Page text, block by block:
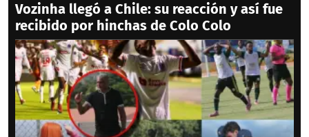
Vozinha llegó a Chile: su reacción y así fue
recibido por hinchas de Colo Colo